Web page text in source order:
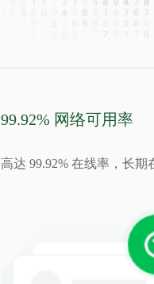
99.92% 网络可用率
高达 99.92% 在线率，长期